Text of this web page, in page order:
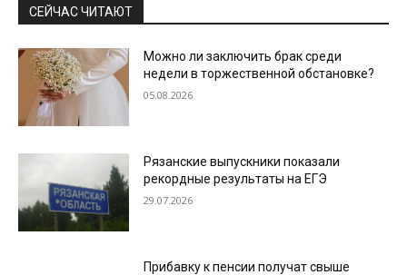
СЕЙЧАС ЧИТАЮТ
Можно ли заключить брак среди
недели в торжественной обстановке?
05.08.2026
Рязанские выпускники показали
рекордные результаты на ЕГЭ
29.07.2026
Прибавку к пенсии получат свыше